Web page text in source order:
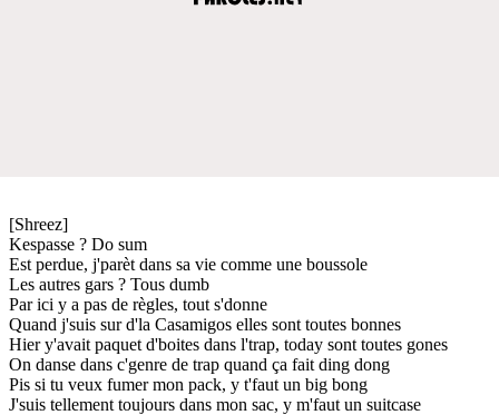
[Shreez]
Kespasse ? Do sum
Est perdue, j'parèt dans sa vie comme une boussole
Les autres gars ? Tous dumb
Par ici y a pas de règles, tout s'donne
Quand j'suis sur d'la Casamigos elles sont toutes bonnes
Hier y'avait paquet d'boites dans l'trap, today sont toutes gones
On danse dans c'genre de trap quand ça fait ding dong
Pis si tu veux fumer mon pack, y t'faut un big bong
J'suis tellement toujours dans mon sac, y m'faut un suitcase